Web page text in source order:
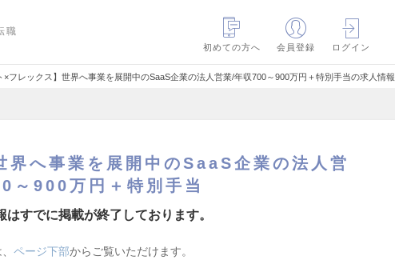
職
初めての方へ
会員登録 ログイン
×フレックス】世界へ事業を展開中のSaaS企業の法人営業/年収700～900万円＋特別⼿当の求人情報
界へ事業を展開中のSaaS企業の法人営
～900万円＋特別⼿当
はすでに掲載が終了しております。
ページ下部からご覧いただけます。